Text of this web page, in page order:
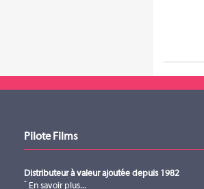
Pilote Films
Distributeur à valeur ajoutée depuis 1982
En savoir plus...